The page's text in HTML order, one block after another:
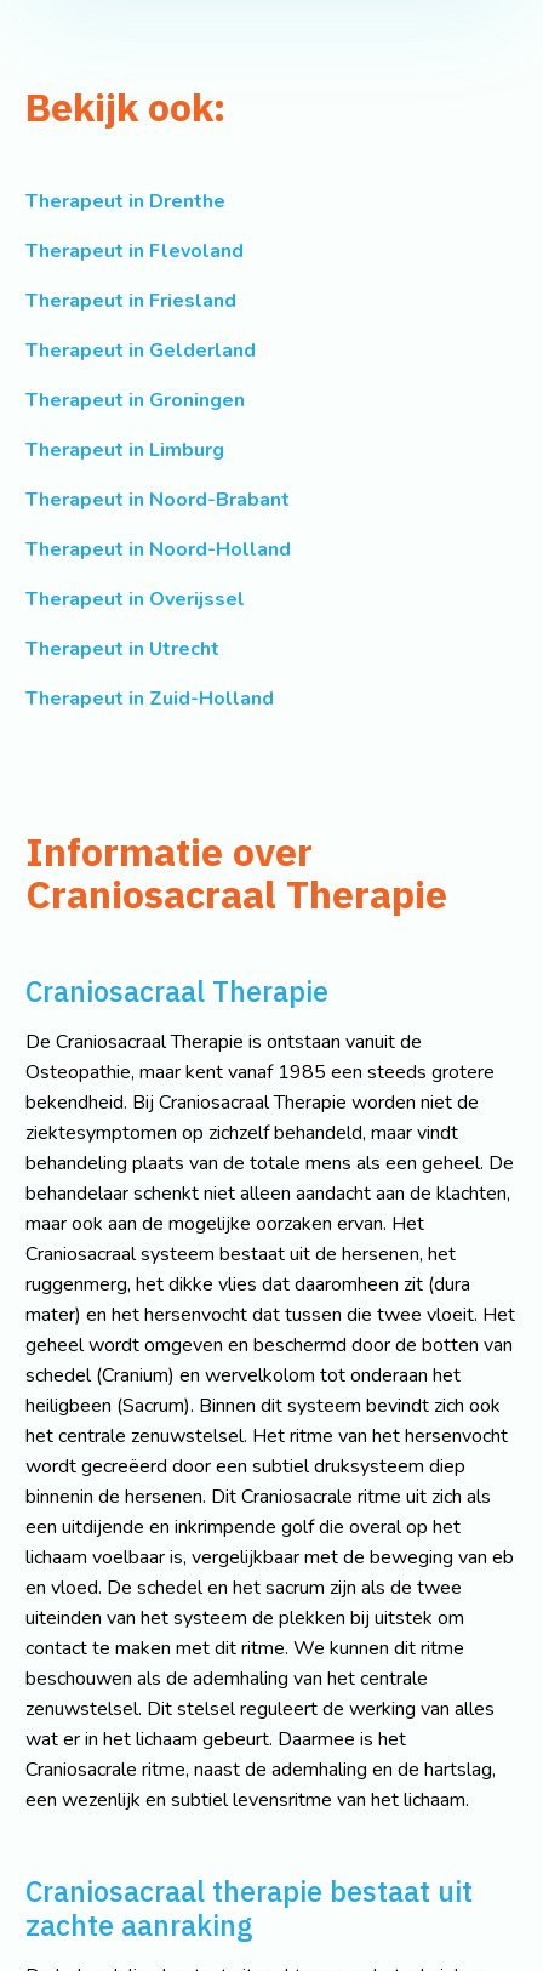
Bekijk ook:
Therapeut in Drenthe
Therapeut in Flevoland
Therapeut in Friesland
Therapeut in Gelderland
Therapeut in Groningen
Therapeut in Limburg
Therapeut in Noord-Brabant
Therapeut in Noord-Holland
Therapeut in Overijssel
Therapeut in Utrecht
Therapeut in Zuid-Holland
Informatie over
Craniosacraal Therapie
Craniosacraal Therapie
De Craniosacraal Therapie is ontstaan vanuit de
Osteopathie, maar kent vanaf 1985 een steeds grotere
bekendheid. Bij Craniosacraal Therapie worden niet de
ziektesymptomen op zichzelf behandeld, maar vindt
behandeling plaats van de totale mens als een geheel. De
behandelaar schenkt niet alleen aandacht aan de klachten,
maar ook aan de mogelijke oorzaken ervan. Het
Craniosacraal systeem bestaat uit de hersenen, het
ruggenmerg, het dikke vlies dat daaromheen zit (dura
mater) en het hersenvocht dat tussen die twee vloeit. Het
geheel wordt omgeven en beschermd door de botten van
schedel (Cranium) en wervelkolom tot onderaan het
heiligbeen (Sacrum). Binnen dit systeem bevindt zich ook
het centrale zenuwstelsel. Het ritme van het hersenvocht
wordt gecreëerd door een subtiel druksysteem diep
binnenin de hersenen. Dit Craniosacrale ritme uit zich als
een uitdijende en inkrimpende golf die overal op het
lichaam voelbaar is, vergelijkbaar met de beweging van eb
en vloed. De schedel en het sacrum zijn als de twee
uiteinden van het systeem de plekken bij uitstek om
contact te maken met dit ritme. We kunnen dit ritme
beschouwen als de ademhaling van het centrale
zenuwstelsel. Dit stelsel reguleert de werking van alles
wat er in het lichaam gebeurt. Daarmee is het
Craniosacrale ritme, naast de ademhaling en de hartslag,
een wezenlijk en subtiel levensritme van het lichaam.
Craniosacraal therapie bestaat uit
zachte aanraking